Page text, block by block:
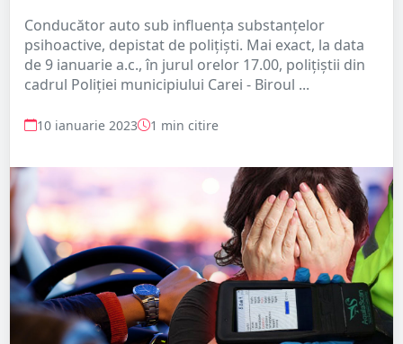
Conducător auto sub influența substanțelor
psihoactive, depistat de polițiști. Mai exact, la data
de 9 ianuarie a.c., în jurul orelor 17.00, polițiștii din
cadrul Poliției municipiului Carei - Biroul ...
10 ianuarie 2023 1 min citire